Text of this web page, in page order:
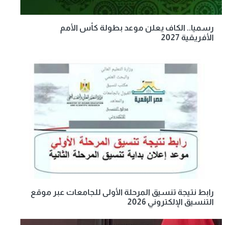
رسميا.. الكاف يعلن موعد بطولة كأس الأمم
الأفريقية 2027
رابط نتيجة تنسيق المرحلة الأولى للجامعات عبر موقع
التنسيق الإلكتروني 2026